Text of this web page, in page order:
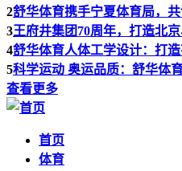
2舒华体育携手宁夏体育局，
3王府井集团70周年，打造北
4舒华体育人体工学设计：打
5科学运动 奥运品质：舒华体
查看更多
首页
体育